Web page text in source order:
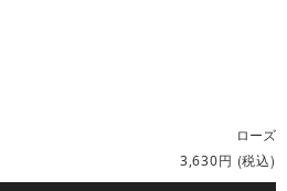
ローズ
3,630円 (税込)